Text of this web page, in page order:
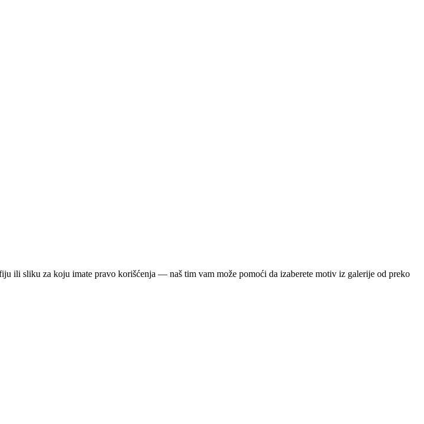
ili sliku za koju imate pravo korišćenja — naš tim vam može pomoći da izaberete motiv iz galerije od preko